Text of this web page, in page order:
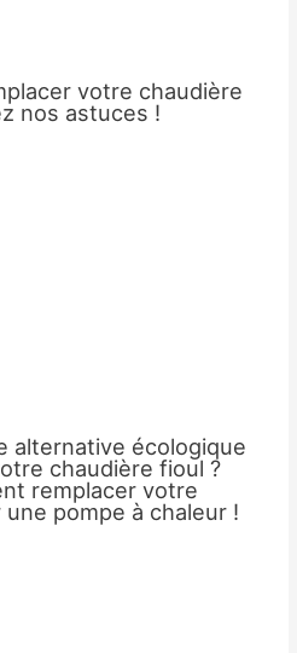
votre chaudière
nos astuces !
alternative écologique
chaudière fioul ?
remplacer votre
pompe à chaleur !